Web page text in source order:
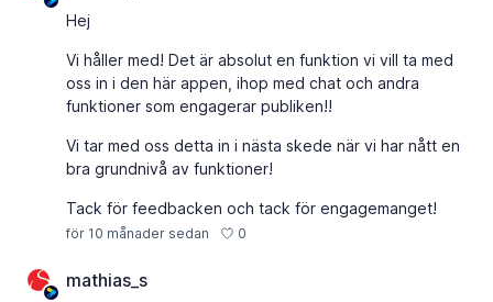
Hej
Vi håller med! Det är absolut en funktion vi vill ta med
oss in i den här appen, ihop med chat och andra
funktioner som engagerar publiken!!
Vi tar med oss detta in i nästa skede när vi har nått en
bra grundnivå av funktioner!
Tack för feedbacken och tack för engagemanget!
för 10 månader sedan 0
mathias_s